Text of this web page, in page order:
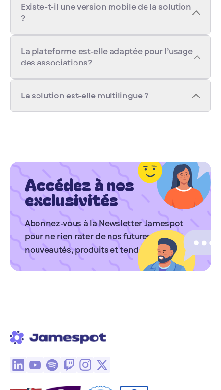
Existe-t-il une version mobile de la solution
?
La plateforme est-elle adaptée pour l’usage
des associations?
La solution est-elle multilingue ?
Accédez à nos
exclusivités
Abonnez-vous à la Newsletter Jamespot
pour ne rien rater de nos futures
nouveautés, produits et tendances.